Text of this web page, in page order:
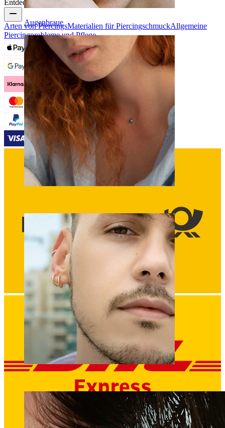
Augenbraue
Entdecke
Arten von PiercingsMaterialien für PiercingschmuckAllgemeine
Piercingprobleme und Pflege